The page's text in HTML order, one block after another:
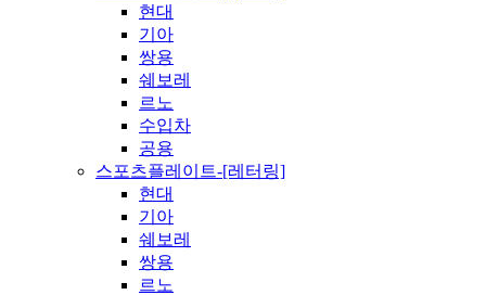
현대
기아
쌍용
쉐보레
르노
수입차
공용
스포츠플레이트-[레터링]
현대
기아
쉐보레
쌍용
르노